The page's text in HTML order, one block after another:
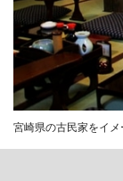
宮崎県の古民家をイ